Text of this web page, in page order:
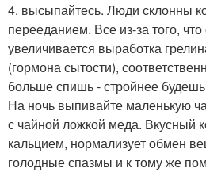
4. высыпайтесь. Люди склонны
перееданием. Все из-за того, что
увеличивается выработка
(гормона сытости),
больше спишь - стройнее
На ночь выпивайте маленькую
с чайной ложкой меда. Вкусный
кальцием, нормализует обмен
голодные спазмы и к тому же